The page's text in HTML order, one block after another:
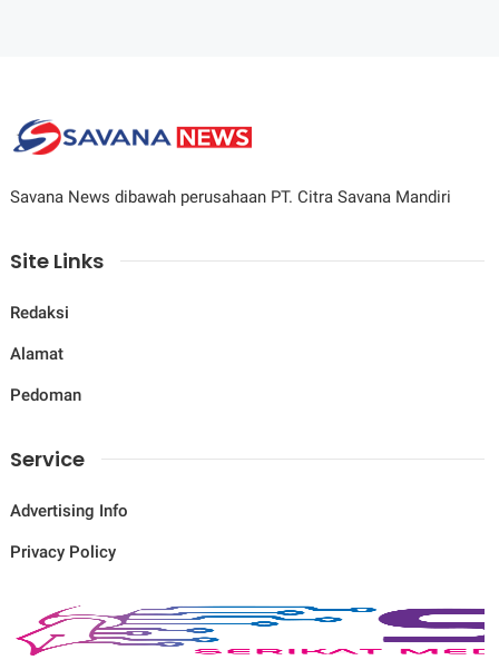
Savana News dibawah perusahaan PT. Citra Savana Mandiri
Site Links
Redaksi
Alamat
Pedoman
Service
Advertising Info
Privacy Policy